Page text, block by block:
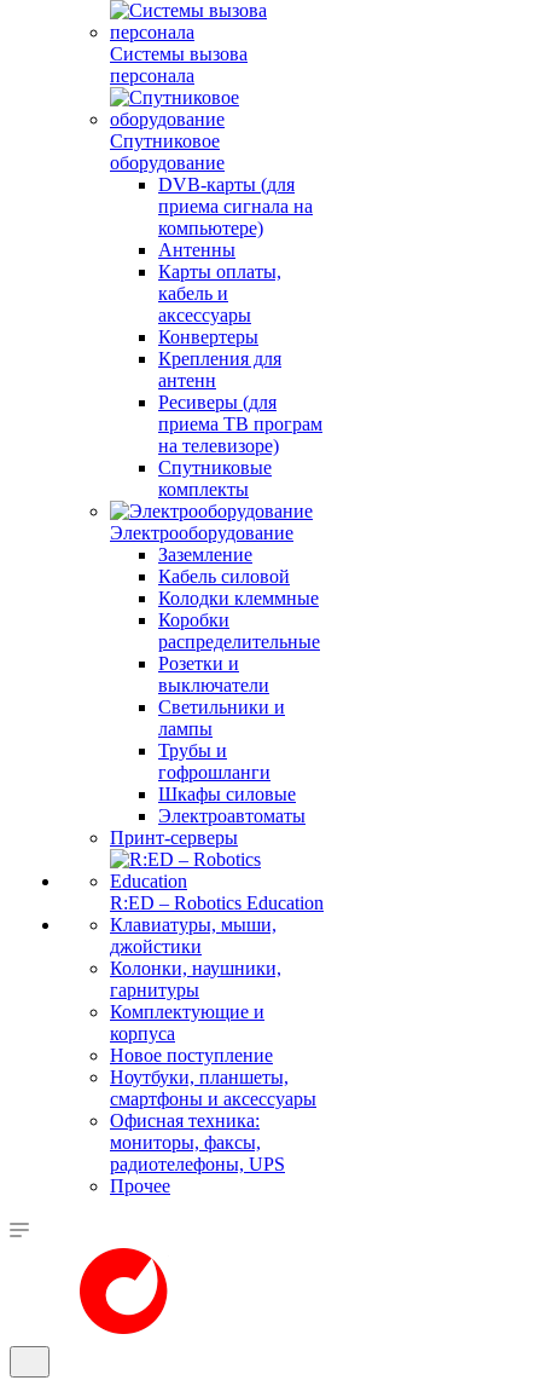
Системы вызова
персонала
Спутниковое
оборудование
DVB-карты (для
приема сигнала на
компьютере)
Антенны
Карты оплаты,
кабель и
аксессуары
Конвертеры
Крепления для
антенн
Ресиверы (для
приема ТВ програм
на телевизоре)
Спутниковые
комплекты
Электрооборудование
Заземление
Кабель силовой
Колодки клеммные
Коробки
распределительные
Розетки и
выключатели
Светильники и
лампы
Трубы и
гофрошланги
Шкафы силовые
Электроавтоматы
Принт-серверы
R:ED – Robotics Education
Клавиатуры, мыши,
джойстики
Колонки, наушники,
гарнитуры
Комплектующие и
корпуса
Новое поступление
Ноутбуки, планшеты,
смартфоны и аксессуары
Офисная техника:
мониторы, факсы,
радиотелефоны, UPS
Прочее